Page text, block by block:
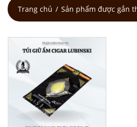
Trang chủ Sản phẩm được gắn